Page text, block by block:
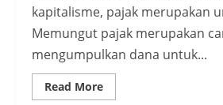
kapitalisme, pajak merupakan
Memungut pajak merupakan
mengumpulkan dana untuk...
Read MoreRead
more